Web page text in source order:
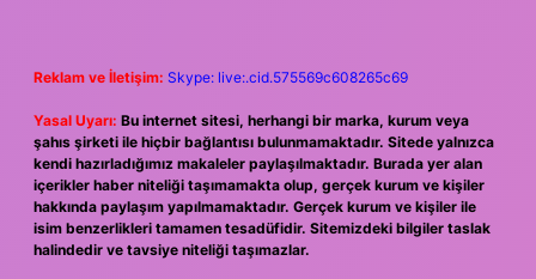
Reklam ve İletişim: Skype: live:.cid.575569c608265c69
Yasal Uyarı: Bu internet sitesi, herhangi bir marka, kurum veya
şahıs şirketi ile hiçbir bağlantısı bulunmamaktadır. Sitede yalnızca
kendi hazırladığımız makaleler paylaşılmaktadır. Burada yer alan
içerikler haber niteliği taşımamakta olup, gerçek kurum ve kişiler
hakkında paylaşım yapılmamaktadır. Gerçek kurum ve kişiler ile
isim benzerlikleri tamamen tesadüfidir. Sitemizdeki bilgiler taslak
halindedir ve tavsiye niteliği taşımazlar.